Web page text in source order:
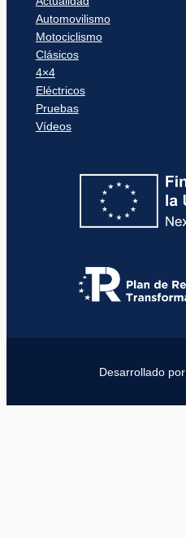
Automovilismo
Motociclismo
Clásicos
4×4
Eléctricos
Pruebas
Vídeos
Desarrollado por